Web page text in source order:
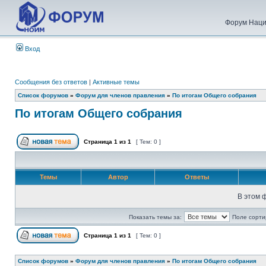
Форум
Вход
Сообщения без ответов | Активные темы
Список форумов » Форум для членов правления » По итогам Общего собрания
По итогам Общего собрания
Страница 1 из 1 [ Тем: 0 ]
Темы Автор Ответы
В этом
Показать темы за: Поле
Страница 1 из 1 [ Тем: 0 ]
Список форумов » Форум для членов правления » По итогам Общего собрания